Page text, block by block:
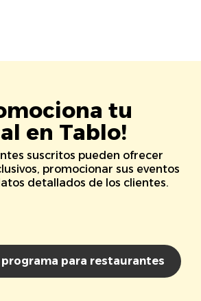
tu
en Tablo!
suscritos pueden ofrecer
promocionar sus eventos
detallados de los clientes.
programa para restaurantes